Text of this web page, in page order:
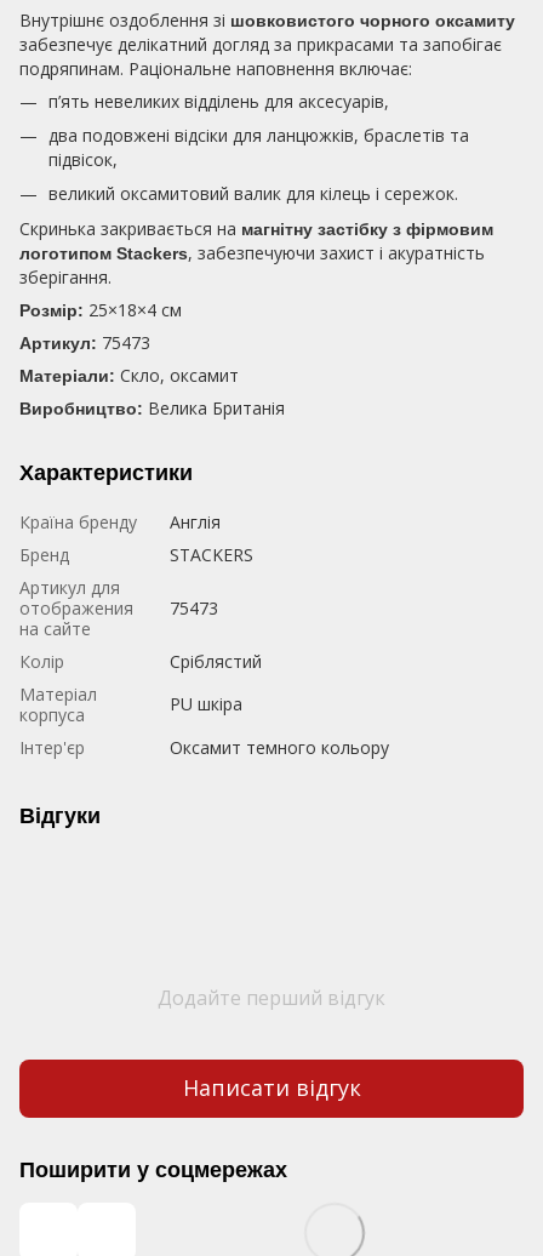
Внутрішнє оздоблення зі шовковистого чорного оксамиту
забезпечує делікатний догляд за прикрасами та запобігає
подряпинам. Раціональне наповнення включає:
п’ять невеликих відділень для аксесуарів,
два подовжені відсіки для ланцюжків, браслетів та
підвісок,
великий оксамитовий валик для кілець і сережок.
Скринька закривається на магнітну застібку з фірмовим
логотипом Stackers, забезпечуючи захист і акуратність
зберігання.
Розмір: 25×18×4 см
Артикул: 75473
Матеріали: Скло, оксамит
Виробництво: Велика Британія
Характеристики
Країна бренду
Англія
Бренд
STACKERS
Артикул для
отображения
на сайте
75473
Колір
Сріблястий
Матеріал
корпуса
PU шкіра
Iнтер'єр
Оксамит темного кольору
Відгуки
Додайте перший відгук
Написати відгук
Поширити у соцмережах